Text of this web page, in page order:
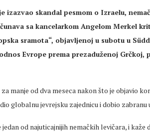
izazvao skandal pesmom o Izraelu,
sa kancelarkom Angelom Merkel
sramota“, objavljenoj u subotu u
Evrope prema prezaduženoj Grčkoj,
za manje od dva meseca nakon što je objavio
globalnu jevrejsku zajednicu i dobio zabranu
jedan od najuticajnijih nemačkih levičara, i